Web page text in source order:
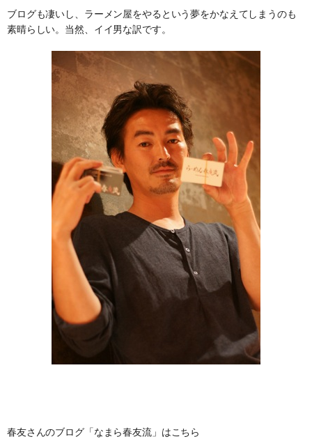
ブログも凄いし、ラーメン屋をやるという夢をかなえてしまうのも
素晴らしい。当然、イイ男な訳です。
春友さんのブログ「なまら春友流」はこちら